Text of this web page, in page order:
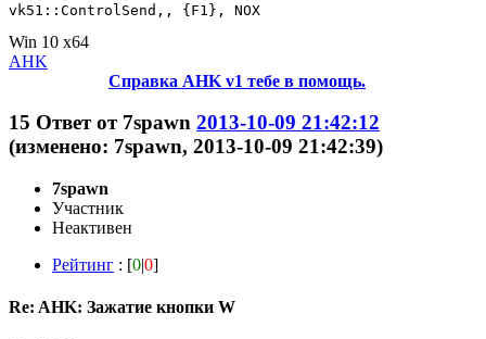
vk51::ControlSend,, {F1}, NOX
Win 10 x64
AHK
Справка AHK v1 тебе в помощь.
15 Ответ от 7spawn 2013-10-09 21:42:12
(изменено: 7spawn, 2013-10-09 21:42:39)
7spawn
Участник
Неактивен
Рейтинг : [0|0]
Re: AHK: Зажатие кнопки W